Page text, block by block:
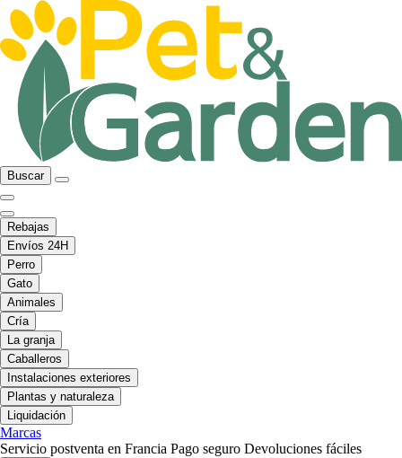
Buscar
Rebajas
Envíos 24H
Perro
Gato
Animales
Cría
La granja
Caballeros
Instalaciones exteriores
Plantas y naturaleza
Liquidación
Marcas
Servicio postventa en Francia Pago seguro Devoluciones fáciles